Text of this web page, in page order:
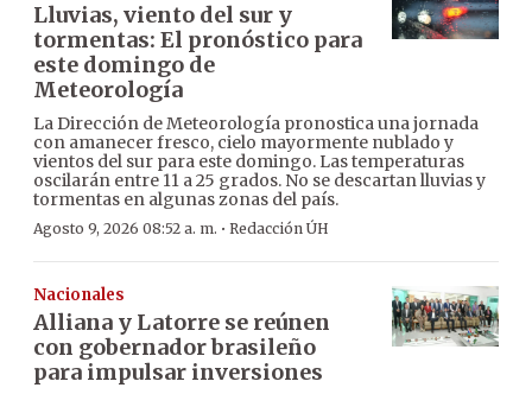
Lluvias, viento del sur y
tormentas: El pronóstico para
este domingo de
Meteorología
La Dirección de Meteorología pronostica una jornada
con amanecer fresco, cielo mayormente nublado y
vientos del sur para este domingo. Las temperaturas
oscilarán entre 11 a 25 grados. No se descartan lluvias y
tormentas en algunas zonas del país.
Agosto 9, 2026 08:52 a. m. · Redacción ÚH
Nacionales
Alliana y Latorre se reúnen
con gobernador brasileño
para impulsar inversiones